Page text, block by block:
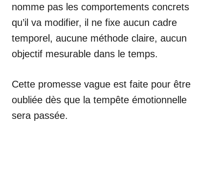
nomme pas les comportements concrets
qu’il va modifier, il ne fixe aucun cadre
temporel, aucune méthode claire, aucun
objectif mesurable dans le temps.
Cette promesse vague est faite pour être
oubliée dès que la tempête émotionnelle
sera passée.